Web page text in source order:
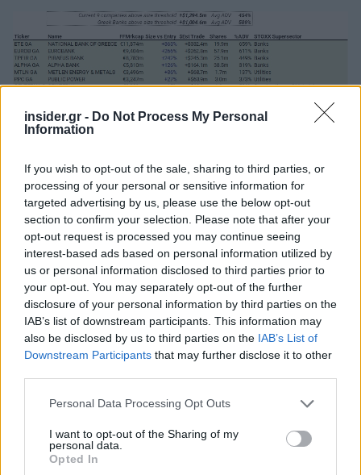
insider.gr - Do Not Process My Personal
Information
If you wish to opt-out of the sale, sharing to third parties, or
processing of your personal or sensitive information for
targeted advertising by us, please use the below opt-out
section to confirm your selection. Please note that after your
opt-out request is processed you may continue seeing
interest-based ads based on personal information utilized by
us or personal information disclosed to third parties prior to
your opt-out. You may separately opt-out of the further
disclosure of your personal information by third parties on the
IAB’s list of downstream participants. This information may
also be disclosed by us to third parties on the IAB’s List of
Downstream Participants that may further disclose it to other
Please note that this website/app uses one or more Google
not limited to your visit or usage behaviour. You may click to
grant or deny consent to Google and its third-party tags to
use your data for below specified purposes in below Google
Personal Data Processing Opt Outs
I want to opt-out of the Sharing of my
personal data.
Opted In
Στα μη τραπεζικά blue chips, ηMetlen
εμφανίζεται με κεφαλαιοποίηση 36% πάνω από
κεφαλαιοποίηση 27% πάνω από το εκτιμώμενο
όριο, και πιθανές εισροές 63,9 εκατ. δολαρίων. Η
ΤΕΡΝΑεμφανίζεται με κεφαλαιοποίηση